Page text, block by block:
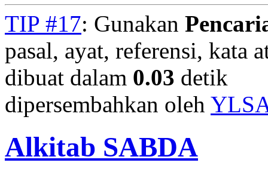
TIP #17: Gunakan
pasal, ayat, referensi, kata
dibuat dalam 0.03 detik
dipersembahkan oleh
Alkitab SABDA